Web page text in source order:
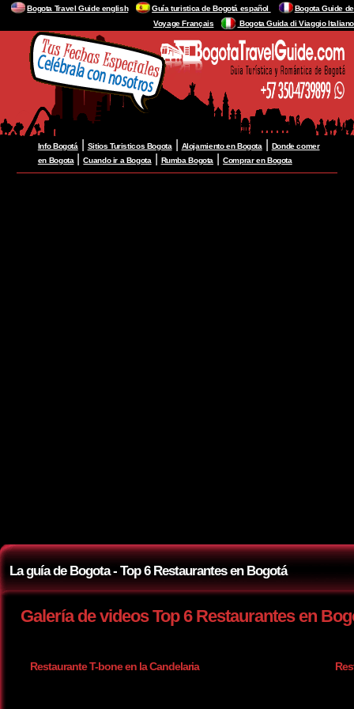
Bogota Travel Guide english Guía turistica de Bogotá español
Bogota Guide de
Voyage Français
Bogota Guida di Viaggio Italiano
Info Bogotá Sitios Turisticos Bogota Alojamiento en Bogota
Donde comer
en Bogota
|Cuando ir a Bogota Rumba Bogota |Comprar en Bogota
La guía de Bogota - Top 6 Restaurantes en Bogotá
Galería de videos Top 6 Restaurantes en
Restaurante T-bone en la Candelaria